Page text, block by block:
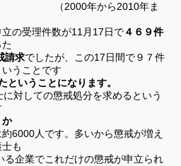
ら2010年ま
の受理件数が11月17日で４６９件
請求でしたが、この17日間で９７件
うことです
ということになります。
対しての懲戒処分を求めるという
か
6000人です。多いから懲戒が増え
も
る企業でこれだけの懲戒が申立られ